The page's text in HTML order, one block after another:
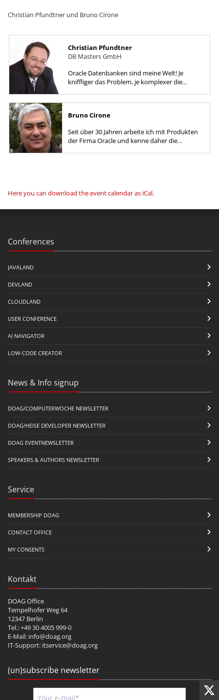
Christian Pfundtner und Bruno Cirone
Christian Pfundtner
DB Masters GmbH
Oracle Datenbanken sind meine Welt! Je
kniffliger das Problem, je komplexer die
Bruno Cirone
Seit über 30 Jahren arbeite ich mit Produkten
der Firma Oracle und kenne daher die
Here you can download the event calendar as iCal.
Conferences
JAVALAND
DEVLAND
CLOUDLAND
USER CONFERENCE
AI NAVIGATOR
LOW-CODE CREATOR
News & Info signup
DOAG/COMPUTERWOCHE NEWSLETTER
DOAG/HEISE DEVELOPER NEWSLETTER
DOAG EVENTNEWSLETTER
SPEAKERS & AUTHORS NEWSLETTER
Service
MEMBERSHIP DOAG
CONTACT OFFICE
MY CONSENTS
Kontakt
DOAG Office
Tempelhofer Weg 64
12347 Berlin
Tel.: +49 30 4005 999-0
E-Mail: info@doag.org
IT-Support: itservice@doag.org
(un)subscribe newsletter